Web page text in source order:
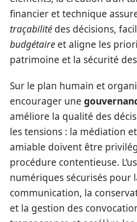
financier et technique
traçabilité des décisions,
budgétaire et aligne les
patrimoine et la sécurité
Sur le plan humain et
encourager une
améliore la qualité des
les tensions : la médiation
amiable doivent être
procédure contentieuse.
numériques sécurisés pour
communication, la
et la gestion des